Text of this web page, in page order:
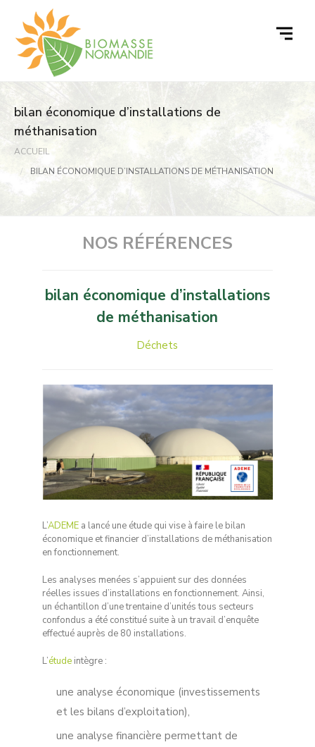
contenu
bilan économique d’installations de
méthanisation
ACCUEIL
BILAN ÉCONOMIQUE D’INSTALLATIONS DE MÉTHANISATION
NOS RÉFÉRENCES
bilan économique d’installations
de méthanisation
Déchets
L’ADEMEa lancé une étude qui vise à faire le bilan
économique et financier d’installations de méthanisation
en fonctionnement.
Les analyses menées s’appuient sur des données
réelles issues d’installations en fonctionnement. Ainsi,
un échantillon d’une trentaine d’unités tous secteurs
confondus a été constitué suite à un travail d’enquête
effectué auprès de 80 installations.
L’étudeintègre :
une analyse économique (investissements
et les bilans d’exploitation),
une analyse financière permettant de